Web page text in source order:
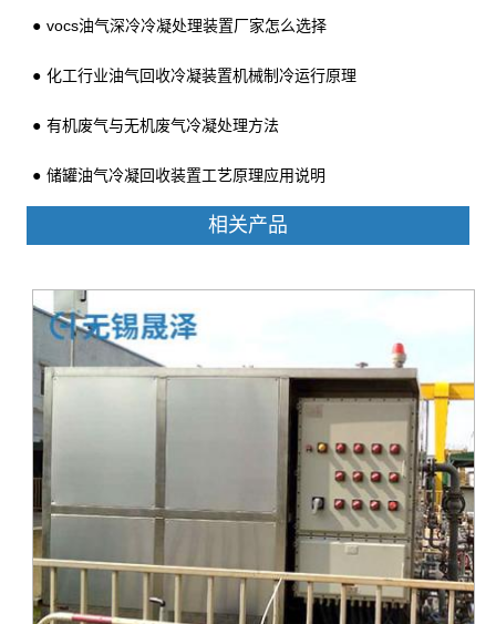
vocs油气深冷冷凝处理装置厂家怎么选择
化工行业油气回收冷凝装置机械制冷运行原理
有机废气与无机废气冷凝处理方法
储罐油气冷凝回收装置工艺原理应用说明
相关产品